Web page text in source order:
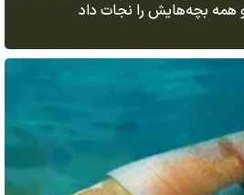
بچه‌هایش را نجات داد